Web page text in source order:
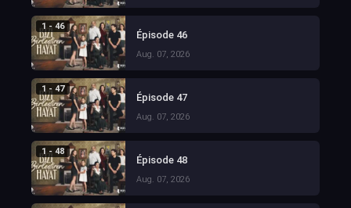
1 - 46
Épisode 46
Aug. 07, 2026
1 - 47
Épisode 47
Aug. 07, 2026
1 - 48
Épisode 48
Aug. 07, 2026